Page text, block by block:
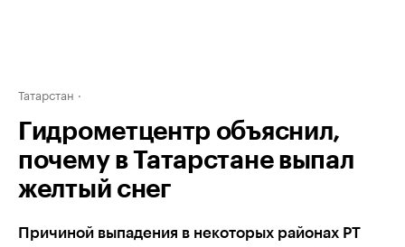
Татарстан
Гидрометцентр объяснил,
почему в Татарстане выпал
желтый снег
Причиной выпадения в некоторых районах РТ